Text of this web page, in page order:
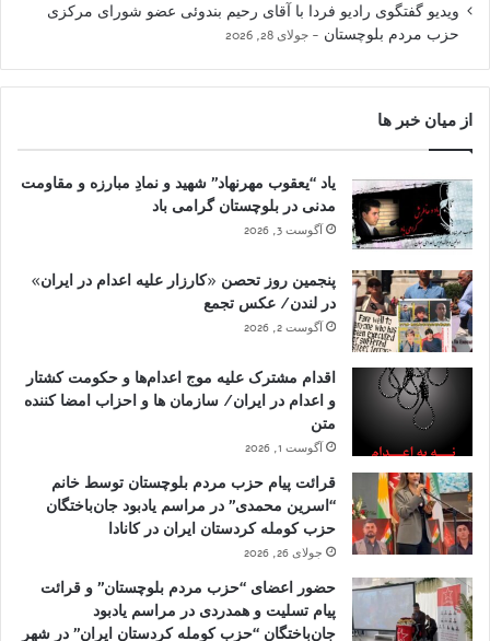
ویدیو گفتگوی رادیو فردا با آقای رحیم بندوئی عضو شورای مرکزی
حزب مردم بلوچستان
جولای 28, 2026
از میان خبر ها
یاد “یعقوب مهرنهاد” شهید و نمادِ مبارزه و مقاومت
مدنی در بلوچستان گرامی باد
آگوست 3, 2026
پنجمین روز تحصن «کارزار علیه اعدام در ایران»
در لندن/ عکس تجمع
آگوست 2, 2026
اقدام مشترک علیه موج اعدام‌ها و حکومت کشتار
و اعدام در ایران/ سازمان ها و احزاب امضا کننده
متن
آگوست 1, 2026
قرائت پیام حزب مردم بلوچستان توسط خانم
“اسرین محمدی” در مراسم یادبود جان‌باختگان
حزب کومله کردستان ایران در کانادا
جولای 26, 2026
حضور اعضای “حزب مردم بلوچستان” و قرائت
پیام تسلیت و همدردی در مراسم یادبود
جان‌باختگان “حزب کومله کردستان ایران” در شهر